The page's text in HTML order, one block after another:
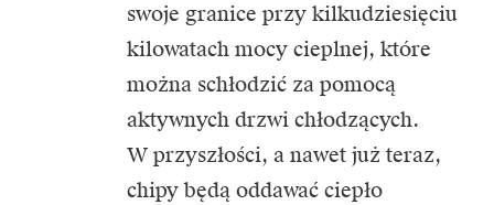
swoje granice przy kilkudziesięciu
kilowatach mocy cieplnej, które
można schłodzić za pomocą
aktywnych drzwi chłodzących.
W przyszłości, a nawet już teraz,
chipy będą oddawać ciepło